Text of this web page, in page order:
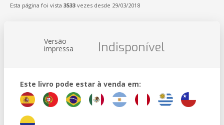
Esta página foi vista 3533 vezes desde 29/03/2018
Versão
impressa Indisponível
Este livro pode estar à venda em: